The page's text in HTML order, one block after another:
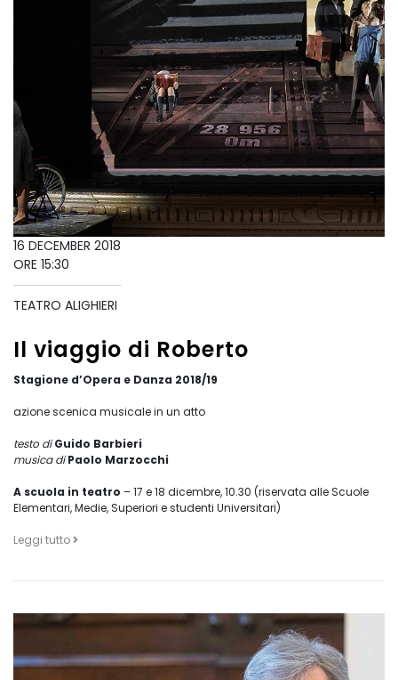
16 DECEMBER 2018
ORE 15:30
TEATRO ALIGHIERI
Il viaggio di Roberto
Stagione d’Opera e Danza 2018/19
azione scenica musicale in un atto
testo di Guido Barbieri
musica di Paolo Marzocchi
A scuola in teatro – 17 e 18 dicembre, 10.30 (riservata alle Scuole
Elementari, Medie, Superiori e studenti Universitari)
Leggi tutto